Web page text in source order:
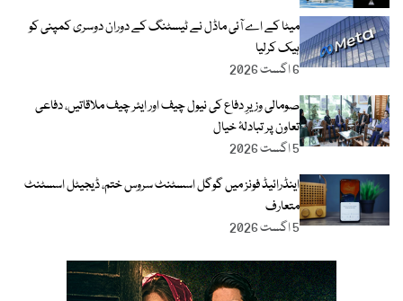
میٹا کے اے آئی ماڈل نے ٹیسٹنگ کے دوران دوسری کمپنی کو
ہیک کرلیا
6 اگست 2026
صومالی وزیرِ دفاع کی نیول چیف اور ایئر چیف ملاقاتیں، دفاعی
تعاون پر تبادلۂ خیال
5 اگست 2026
اینڈرائیڈ فونز میں گوگل اسسٹنٹ سروس ختم، ڈیجیٹل اسسٹنٹ
متعارف
5 اگست 2026